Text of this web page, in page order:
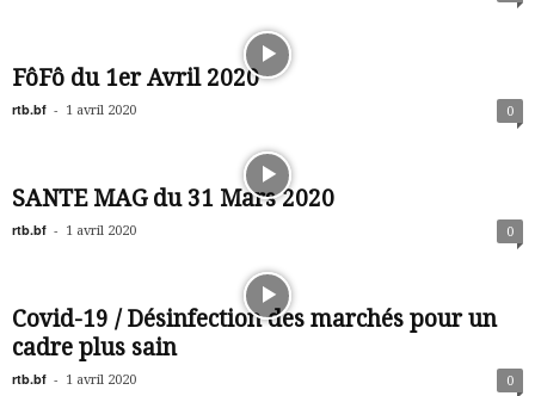
FôFô du 1er Avril 2020
rtb.bf - 1 avril 2020 0
SANTE MAG du 31 Mars 2020
rtb.bf - 1 avril 2020 0
Covid-19 / Désinfection des marchés pour un
cadre plus sain
rtb.bf - 1 avril 2020 0